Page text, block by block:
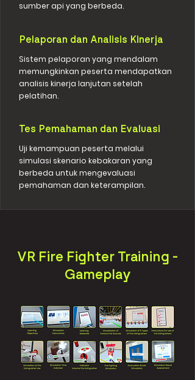
sumber api yang berbeda.
Pelaporan dan Analisis Kinerja
Sistem pelaporan yang mendalam
memungkinkan peserta mendapatkan
analisis kinerja lanjutan setelah
pelatihan.
Tes Pemahaman dan Evaluasi
Uji kemampuan peserta melalui
simulasi skenario kebakaran yang
berbeda untuk mengevaluasi
pemahaman dan keterampilan.
VR Fire Fighter Training -
Gameplay